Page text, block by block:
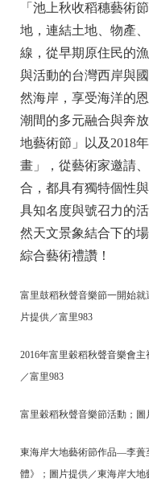
「池上秋收稻穗藝術
地，連結土地、物產
線，從早期原住民的
與活動的台灣西岸與
然海岸，享受海洋的
潮間的多元融合與奔
地藝術節」以及2018
畫」，從藝術家邀請
合，都具有獨特個性
具知名度與號召力的
然天文景象結合下的
綜合藝術禮讚！
富里鼓稻秋聲音樂節一開始
片提供／富里983
2016年富里穀稻秋聲音樂會
／富里983
富里穀稻秋聲音樂節活動；圖
東海岸大地藝術節作品—李蕢
體》；圖片提供／東海岸大地